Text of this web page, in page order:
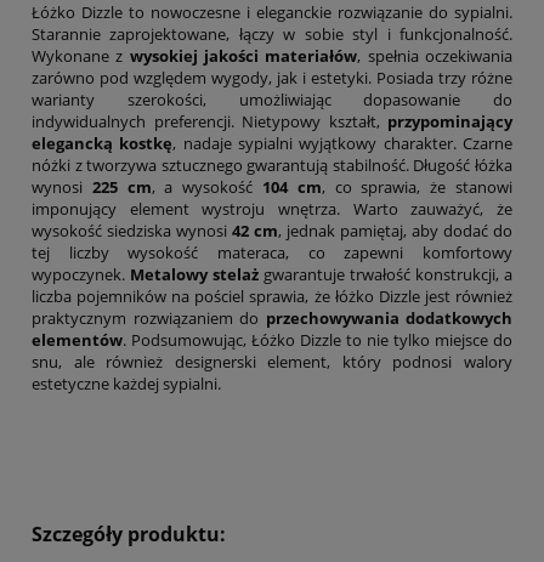
Łóżko Dizzle to nowoczesne i eleganckie rozwiązanie do sypialni.
Starannie zaprojektowane, łączy w sobie styl i funkcjonalność.
Wykonane z wysokiej jakości materiałów, spełnia oczekiwania
zarówno pod względem wygody, jak i estetyki. Posiada trzy różne
warianty szerokości, umożliwiając dopasowanie do
indywidualnych preferencji. Nietypowy kształt, przypominający
elegancką kostkę, nadaje sypialni wyjątkowy charakter. Czarne
nóżki z tworzywa sztucznego gwarantują stabilność. Długość łóżka
wynosi 225 cm, a wysokość 104 cm, co sprawia, że stanowi
imponujący element wystroju wnętrza. Warto zauważyć, że
wysokość siedziska wynosi 42 cm, jednak pamiętaj, aby dodać do
tej liczby wysokość materaca, co zapewni komfortowy
wypoczynek. Metalowy stelaż gwarantuje trwałość konstrukcji, a
liczba pojemników na pościel sprawia, że łóżko Dizzle jest również
praktycznym rozwiązaniem do przechowywania dodatkowych
elementów. Podsumowując, Łóżko Dizzle to nie tylko miejsce do
snu, ale również designerski element, który podnosi walory
estetyczne każdej sypialni.
Szczegóły produktu: